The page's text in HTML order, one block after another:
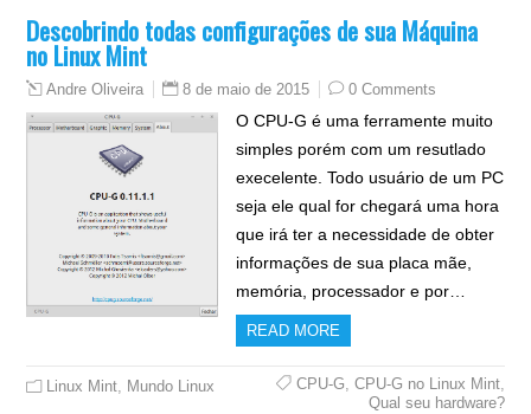
Descobrindo todas configurações de sua Máquina
no Linux Mint
Andre Oliveira 8 de maio de 2015 0 Comments
O CPU-G é uma ferramente muito
simples porém com um resutlado
execelente. Todo usuário de um PC
seja ele qual for chegará uma hora
que irá ter a necessidade de obter
informações de sua placa mãe,
memória, processador e por…
READ MORE
Linux Mint, Mundo Linux CPU-G, CPU-G no Linux Mint,
Qual seu hardware?